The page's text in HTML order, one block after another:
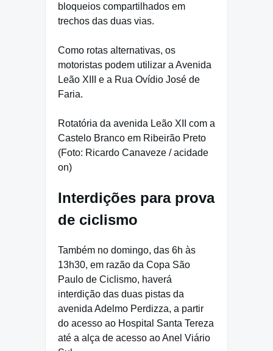
bloqueios compartilhados em
trechos das duas vias.
Como rotas alternativas, os
motoristas podem utilizar a Avenida
Leão XIII e a Rua Ovídio José de
Faria.
Rotatória da avenida Leão XII com a
Castelo Branco em Ribeirão Preto
(Foto: Ricardo Canaveze / acidade
on)
Interdições para prova
de ciclismo
Também no domingo, das 6h às
13h30, em razão da Copa São
Paulo de Ciclismo, haverá
interdição das duas pistas da
avenida Adelmo Perdizza, a partir
do acesso ao Hospital Santa Tereza
até a alça de acesso ao Anel Viário